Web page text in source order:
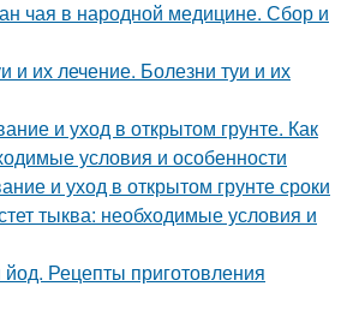
чая в народной медицине. Сбор и
и их лечение. Болезни туи и их
и уход в открытом грунте. Как
условия и особенности
и уход в открытом грунте сроки
тыква: необходимые условия и
Рецепты приготовления